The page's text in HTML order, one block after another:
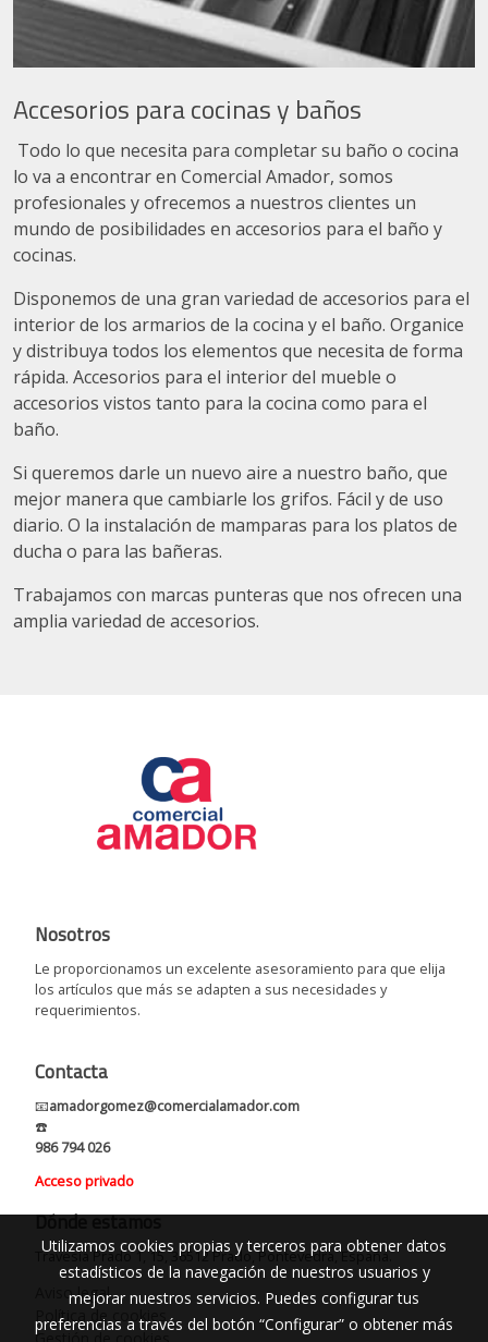
Accesorios para cocinas y baños
Todo lo que necesita para completar su baño o cocina
lo va a encontrar en Comercial Amador, somos
profesionales y ofrecemos a nuestros clientes un
mundo de posibilidades en accesorios para el baño y
cocinas.
Disponemos de una gran variedad de accesorios para el
interior de los armarios de la cocina y el baño. Organice
y distribuya todos los elementos que necesita de forma
rápida. Accesorios para el interior del mueble o
accesorios vistos tanto para la cocina como para el
baño.
Si queremos darle un nuevo aire a nuestro baño, que
mejor manera que cambiarle los grifos. Fácil y de uso
diario. O la instalación de mamparas para los platos de
ducha o para las bañeras.
Trabajamos con marcas punteras que nos ofrecen una
amplia variedad de accesorios.
Nosotros
Le proporcionamos un excelente asesoramiento para que elija
los artículos que más se adapten a sus necesidades y
requerimientos.
Contacta
📧amadorgomez@comercialamador.com
☎️
986 794 026
Acceso privado
Dónde estamos
Travesía Prado 1, 15, 36512 Prado, Pontevedra, España.
Aviso legal
Política de cookies
Utilizamos cookies propias y terceros para obtener datos
estadísticos de la navegación de nuestros usuarios y
mejorar nuestros servicios. Puedes configurar tus
preferencias a través del botón “Configurar” o obtener más